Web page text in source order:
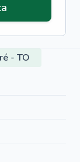
- TO